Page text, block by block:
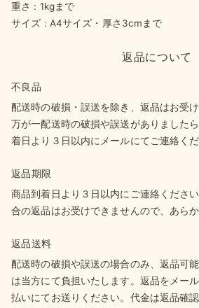
重さ : 1kgまで
サイズ : A4サイズ・厚さ3cmまで
返品について
不良品
配送時の破損・誤送を除き、返品はお受け
万が一配送時の破損や誤送がありました
着日より３日以内にメールにてご連絡くだ
返品期限
商品到着日より３日以内にご連絡くださ
合の返品はお受けできませんので、あら
返品送料
配送時の破損や誤送の場合のみ、返品可
は当方にて負担いたします。返品をメー
払いにてお送りください。代金は返品確